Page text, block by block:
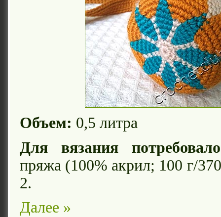
Объем: 0,5 литра
Для вязания
пряжа (100% акрил; 100 г/
2.
Далее »